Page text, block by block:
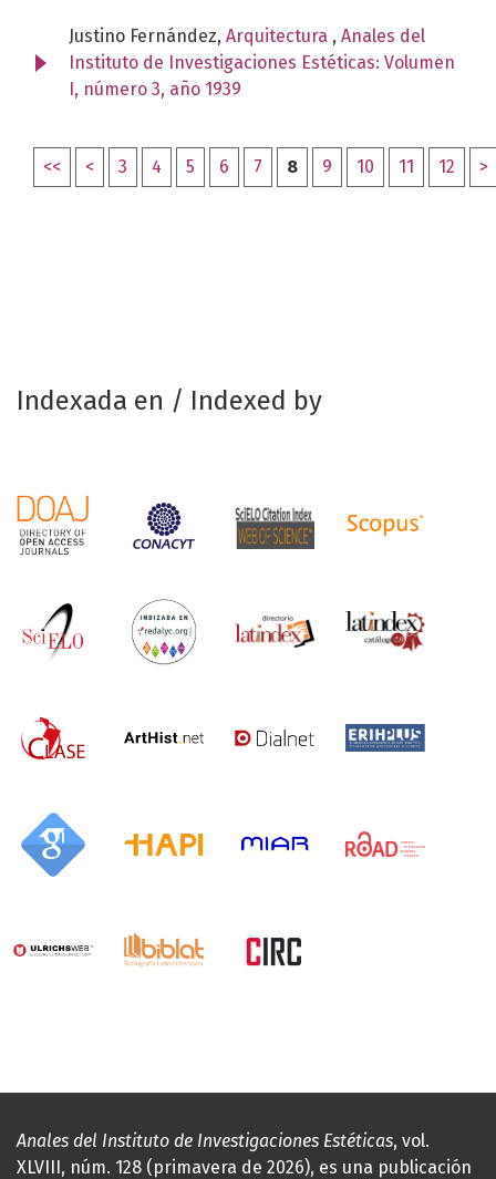
Justino Fernández, Arquitectura , Anales del
Instituto de Investigaciones Estéticas: Volumen
I, número 3, año 1939
<< < 3 4 5 6 7 8 9 10 11 12 >
Indexada en / Indexed by
Anales del Instituto de Investigaciones Estéticas, vol.
XLVIII, núm. 128 (primavera de 2026), es una publicación